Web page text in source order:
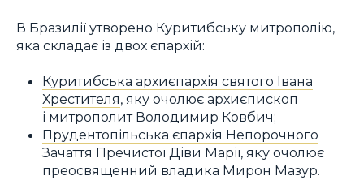
В Бразилії утворено Куритибську митрополію,
яка складає із двох єпархій:
Куритибська архиєпархія cвятого Івана
Хрестителя, яку очолює архиєпископ
і митрополит Володимир Ковбич;
Прудентопільська єпархія Непорочного
Зачаття Пречистої Діви Марії, яку очолює
преосвященний владика Мирон Мазур.